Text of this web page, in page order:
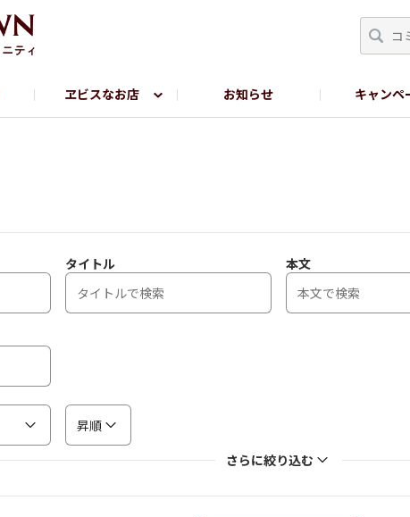
ヱビスなお店 お知らせ キャンペ
タイトル 本文
昇順
さらに絞り込む